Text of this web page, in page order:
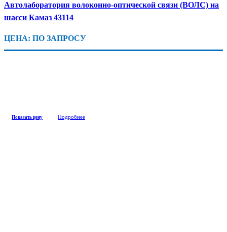
Автолаборатория волоконно-оптической связи (ВОЛС) на
шасси Камаз 43114
ЦЕНА: ПО ЗАПРОСУ
Показать цену Подробнее